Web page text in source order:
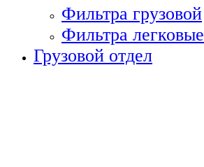
Фильтра грузовой
Фильтра легковые
Грузовой отдел